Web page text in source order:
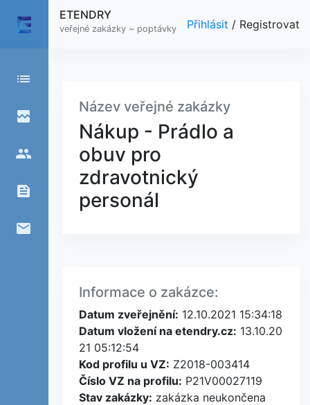
list
broken_image
people
feed
email
ETENDRY
veřejné zakázky ~ poptávky Přihlásit / Registrovat
Název veřejné zakázky
Nákup - Prádlo a
obuv pro
zdravotnický
personál
Informace o zakázce:
Datum zveřejnění: 12.10.2021 15:34:18
Datum vložení na etendry.cz: 13.10.20
21 05:12:54
Kod profilu u VZ: Z2018-003414
Číslo VZ na profilu: P21V00027119
Stav zakázky: zakázka neukončena